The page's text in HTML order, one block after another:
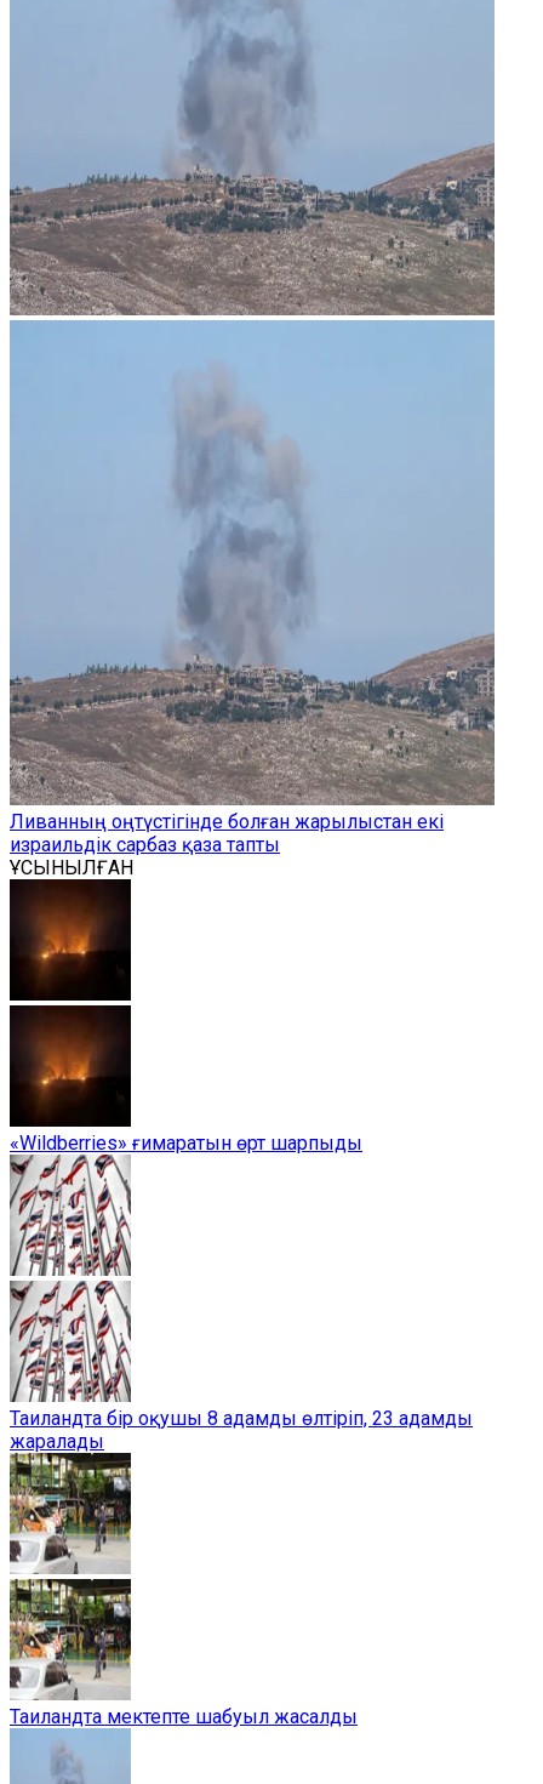
Ливанның оңтүстігінде болған жарылыстан екі
израильдік сарбаз қаза тапты
ҰСЫНЫЛҒАН
«Wildberries» ғимаратын өрт шарпыды
Таиландта бір оқушы 8 адамды өлтіріп, 23 адамды
жаралады
Таиландта мектепте шабуыл жасалды